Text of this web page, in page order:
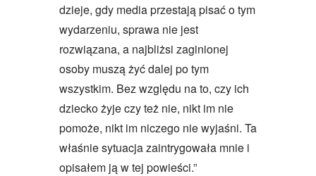
dzieje, gdy media przestają pisać o tym
wydarzeniu, sprawa nie jest
rozwiązana, a najbliżsi zaginionej
osoby muszą żyć dalej po tym
wszystkim. Bez względu na to, czy ich
dziecko żyje czy też nie, nikt im nie
pomoże, nikt im niczego nie wyjaśni. Ta
właśnie sytuacja zaintrygowała mnie i
opisałem ją w tej powieści.”